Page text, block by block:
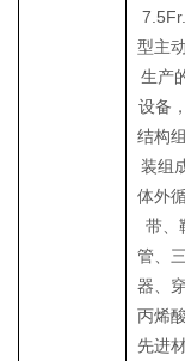
型主
生产
设备
结构
装组
体外
带、
管、
器、
丙烯
先进